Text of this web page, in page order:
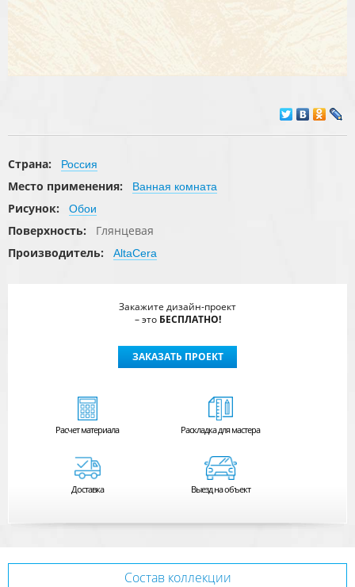
Страна: Россия
Место применения: Ванная комната
Рисунок: Обои
Поверхность:
Глянцевая
Производитель:
AltaCera
Закажите дизайн-проект
– это БЕСПЛАТНО!
ЗАКАЗАТЬ ПРОЕКТ
Расчетматериала Раскладка для мастера
Доставка Выезд на объект
Состав коллекции